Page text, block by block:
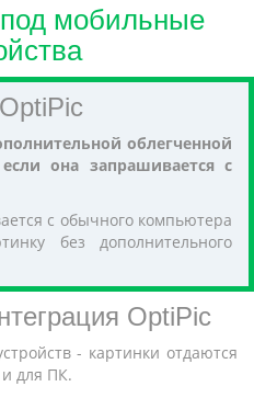
мобильные
облегченной
она запрашивается с
с обычного компьютера
без дополнительного
OptiPic
- картинки отдаются
для ПК.